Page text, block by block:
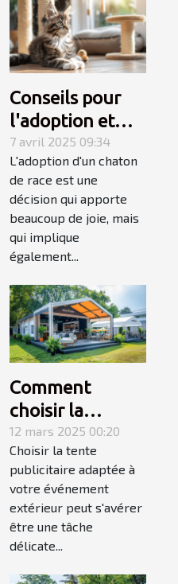
Conseils pour
l'adoption et
l'accueil d'un
chaton de race
7 avril 2025 09:34
L'adoption d'un chaton
de race est une
décision qui apporte
beaucoup de joie, mais
qui implique
également...
Comment
choisir la
meilleure tente
publicitaire pour
votre
événement
extérieur
12 mars 2025 00:20
Choisir la tente
publicitaire adaptée à
votre événement
extérieur peut s'avérer
être une tâche
délicate...